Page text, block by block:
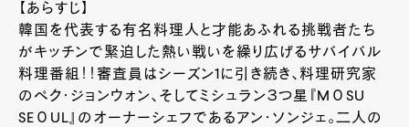
【あらすじ】
韓国を代表する有名料理人と才能あふれる挑戦者たち
がキッチンで緊迫した熱い戦いを繰り広げるサバイバル
料理番組！！審査員はシーズン1に引き続き、料理研究家
のペク・ジョンウォン、そしてミシュラン３つ星『MОSU
SEОUL』のオーナーシェフであるアン・ソンジェ。二人の